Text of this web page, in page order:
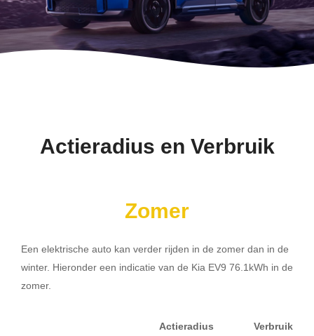
Actieradius en Verbruik
Zomer
Een elektrische auto kan verder rijden in de zomer dan in de
winter. Hieronder een indicatie van de Kia EV9 76.1kWh in de
zomer.
Actieradius Verbruik